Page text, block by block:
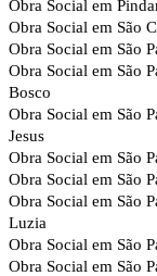
Obra Social em
Obra Social em São
Obra Social em São
Obra Social em São
Bosco
Obra Social em São
Jesus
Obra Social em São
Obra Social em São
Obra Social em São
Luzia
Obra Social em São
Obra Social em São